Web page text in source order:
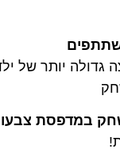
גדולה יותר של
במדפסת